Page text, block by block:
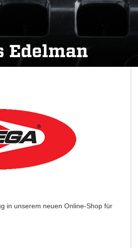
Edelman
in unserem neuen Online-Shop für